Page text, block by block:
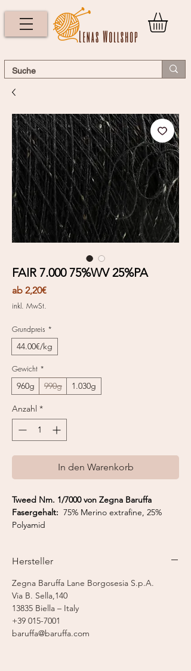
FAIR 7.000 75%WV 25%PA
ab 2,20€Sale-
inkl. MwSt.
Grundpreis *
44.00€/kg
Gewicht *
960g 990g 1.030g
Anzahl *
In den Warenkorb
Tweed Nm. 1/7000 von Zegna Baruffa
Fasergehalt: 75% Merino extrafine, 25%
Polyamid
Hersteller
Zegna Baruffa Lane Borgosesia S.p.A.
Via B. Sella,140
13835 Biella – Italy
+39 015-7001
baruffa@baruffa.com